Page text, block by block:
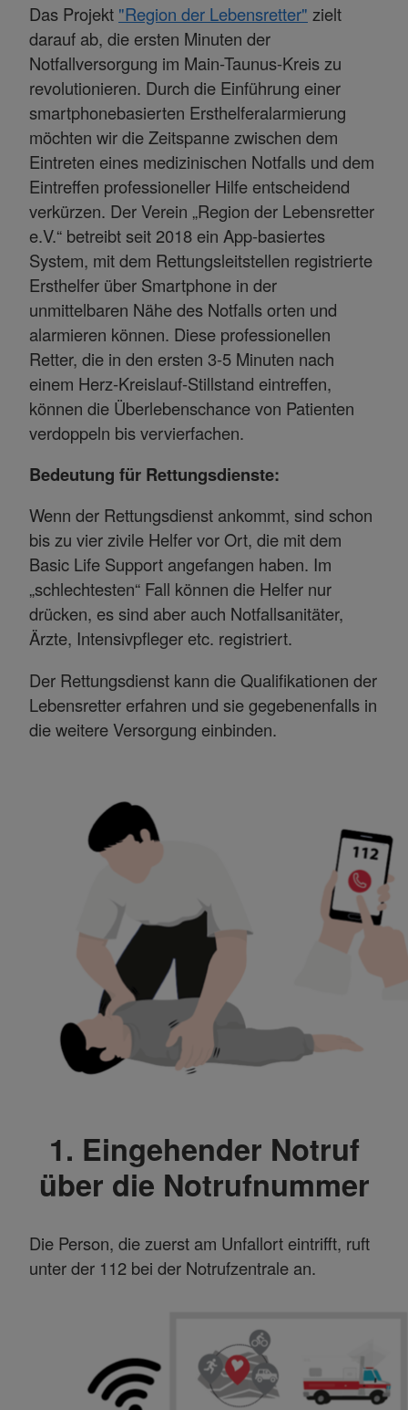
Das Projekt "Region der Lebensretter" zielt
darauf ab, die ersten Minuten der
Notfallversorgung im Main-Taunus-Kreis zu
revolutionieren. Durch die Einführung einer
smartphonebasierten Ersthelferalarmierung
möchten wir die Zeitspanne zwischen dem
Eintreten eines medizinischen Notfalls und dem
Eintreffen professioneller Hilfe entscheidend
verkürzen. Der Verein „Region der Lebensretter
e.V.“ betreibt seit 2018 ein App-basiertes
System, mit dem Rettungsleitstellen registrierte
Ersthelfer über Smartphone in der
unmittelbaren Nähe des Notfalls orten und
alarmieren können. Diese professionellen
Retter, die in den ersten 3-5 Minuten nach
einem Herz-Kreislauf-Stillstand eintreffen,
können die Überlebenschance von Patienten
verdoppeln bis vervierfachen.
Bedeutung für Rettungsdienste:
Wenn der Rettungsdienst ankommt, sind schon
bis zu vier zivile Helfer vor Ort, die mit dem
Basic Life Support angefangen haben. Im
„schlechtesten“ Fall können die Helfer nur
drücken, es sind aber auch Notfallsanitäter,
Ärzte, Intensivpfleger etc. registriert.
Der Rettungsdienst kann die Qualifikationen der
Lebensretter erfahren und sie gegebenenfalls in
die weitere Versorgung einbinden.
1. Eingehender Notruf
über die Notrufnummer
Die Person, die zuerst am Unfallort eintrifft, ruft
unter der 112 bei der Notrufzentrale an.